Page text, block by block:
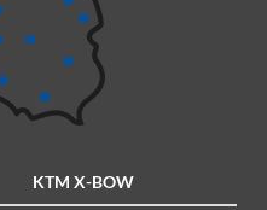
KTM X-BOW